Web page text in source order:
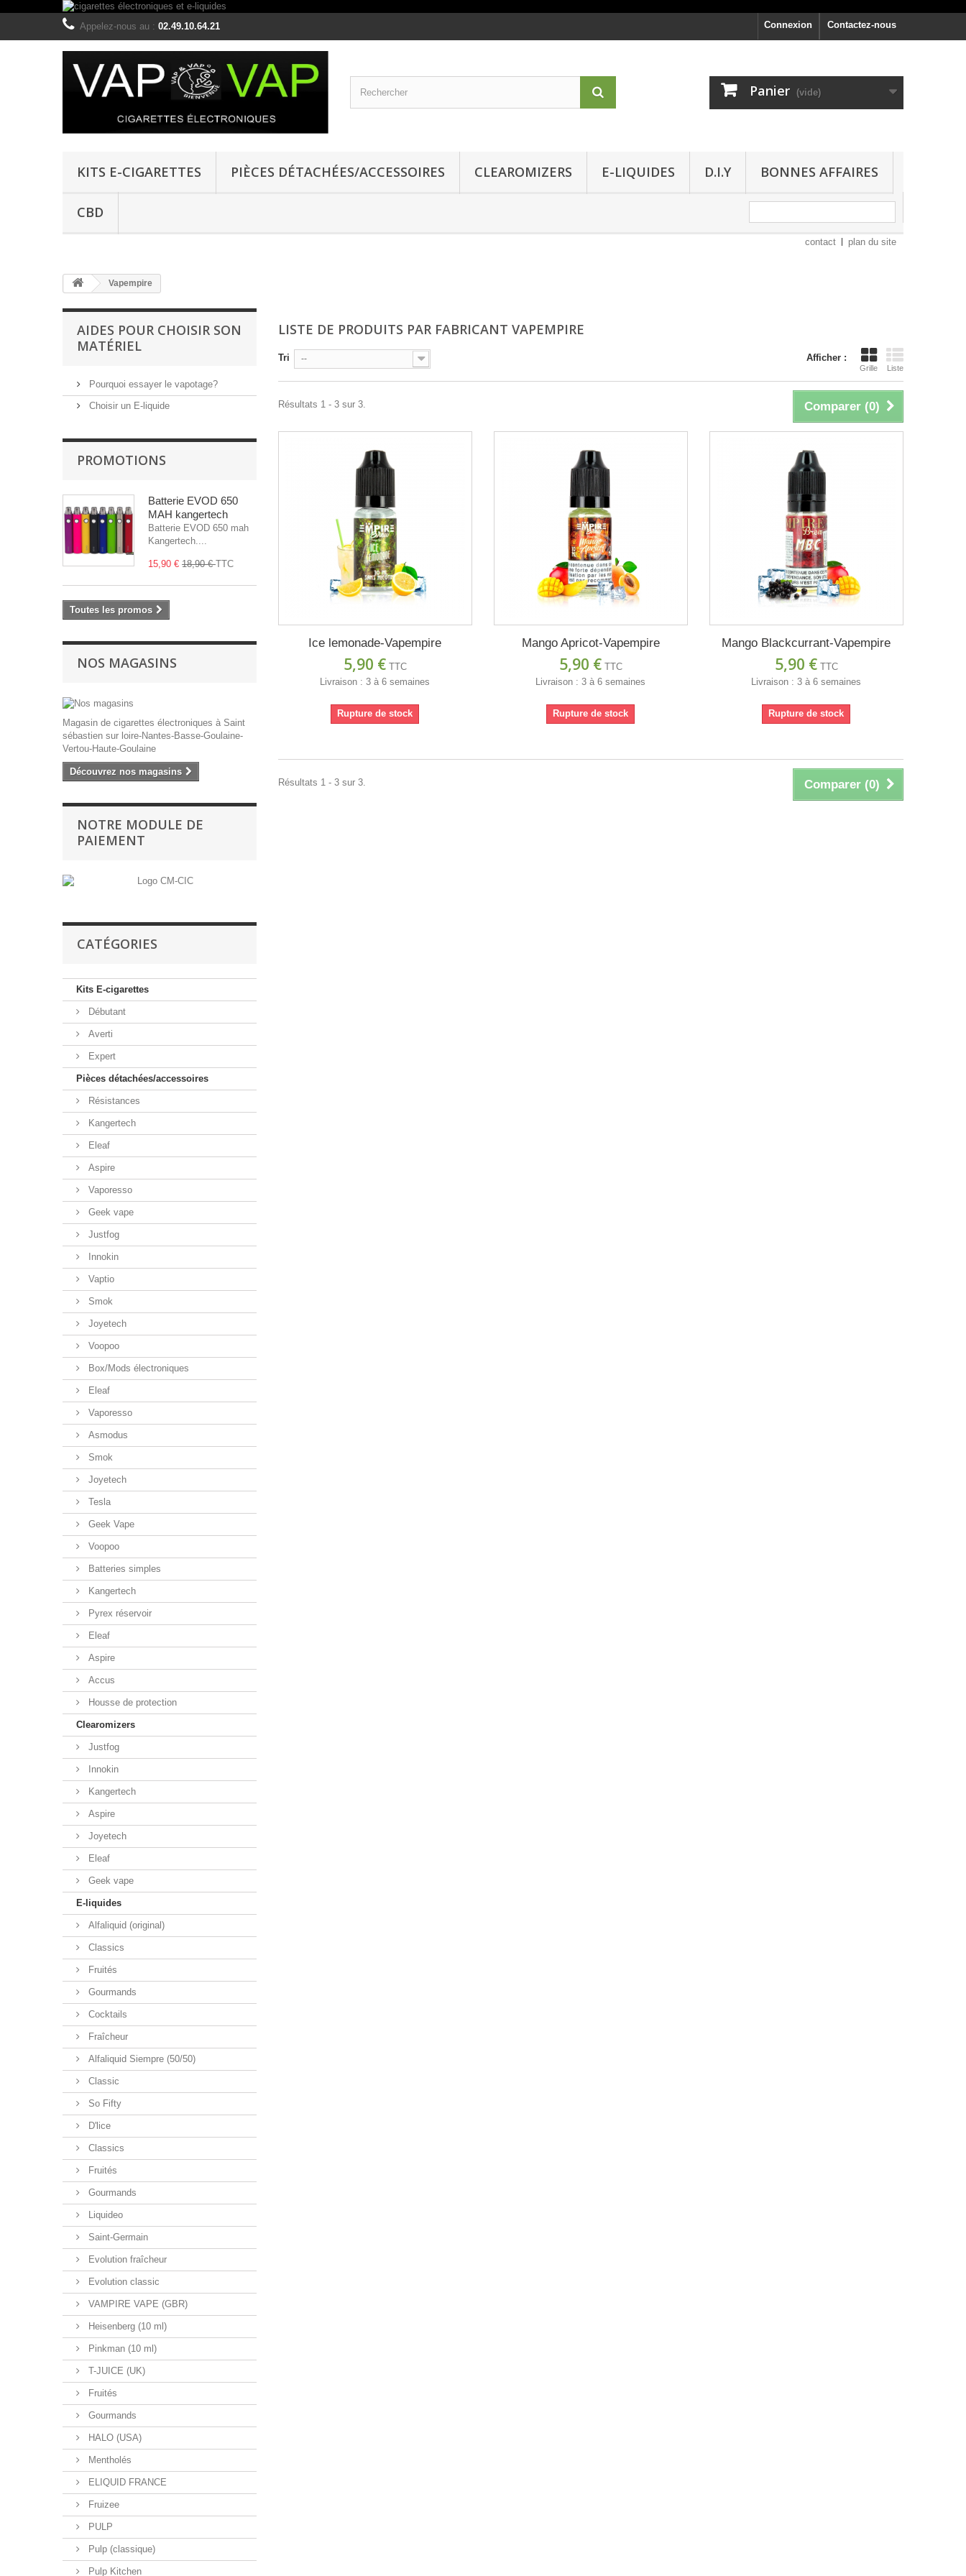
Contactez-nous
Appelez-nous au : 02.49.10.64.21 Connexion
Panier (vide)
KITS E-CIGARETTES PIÈCES DÉTACHÉES/ACCESSOIRES CLEAROMIZERS E-LIQUIDES D.I.Y BONNES AFFAIRES
CBD
contact plan du site
Vapempire
AIDES POUR CHOISIR SON
MATÉRIEL
Pourquoi essayer le vapotage?
Choisir un E-liquide
PROMOTIONS
Batterie EVOD 650
MAH kangertech
Batterie EVOD 650 mah
Kangertech....
15,90 € 18,90 €TTC
Toutes les promos
NOS MAGASINS
Magasin de cigarettes électroniques à Saint
sébastien sur loire-Nantes-Basse-Goulaine-
Vertou-Haute-Goulaine
Découvrez nos magasins
NOTRE MODULE DE
PAIEMENT
CATÉGORIES
Kits E-cigarettes
Débutant
Averti
Expert
Pièces détachées/accessoires
Résistances
Kangertech
Eleaf
Aspire
Vaporesso
Geek vape
Justfog
Innokin
Vaptio
Smok
Joyetech
Voopoo
Box/Mods électroniques
Eleaf
Vaporesso
Asmodus
Smok
Joyetech
Tesla
Geek Vape
Voopoo
Batteries simples
Kangertech
Pyrex réservoir
Eleaf
Aspire
Accus
Housse de protection
Clearomizers
Justfog
Innokin
Kangertech
Aspire
Joyetech
Eleaf
Geek vape
E-liquides
Alfaliquid (original)
Classics
Fruités
Gourmands
Cocktails
Fraîcheur
Alfaliquid Siempre (50/50)
Classic
So Fifty
D'lice
Classics
Fruités
Gourmands
Liquideo
Saint-Germain
Evolution fraîcheur
Evolution classic
VAMPIRE VAPE (GBR)
Heisenberg (10 ml)
Pinkman (10 ml)
T-JUICE (UK)
Fruités
Gourmands
HALO (USA)
Mentholés
ELIQUID FRANCE
Fruizee
PULP
Pulp (classique)
Pulp Kitchen
LISTE DE PRODUITS PAR FABRICANT VAPEMPIRE
Afficher :
Grille Liste
Tri --
Comparer (0)
Résultats 1 - 3 sur 3.
Ice lemonade-Vapempire
5,90 € TTC
Livraison : 3 à 6 semaines
Rupture de stock
Mango Apricot-Vapempire
5,90 € TTC
Livraison : 3 à 6 semaines
Rupture de stock
Mango Blackcurrant-Vapempire
5,90 € TTC
Livraison : 3 à 6 semaines
Rupture de stock
Comparer (0)
Résultats 1 - 3 sur 3.